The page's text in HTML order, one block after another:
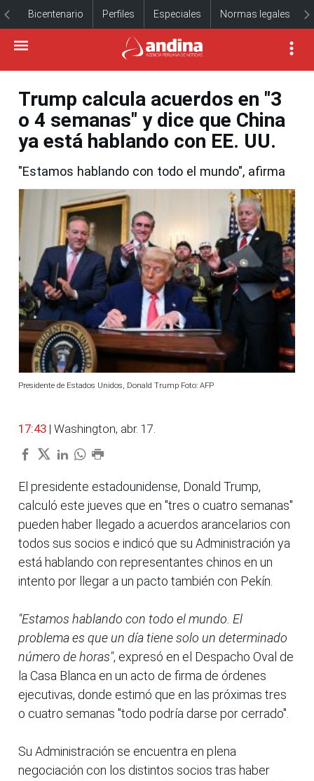
Bicentenario Perfiles Especiales Normas legales
Trump calcula acuerdos en "3
o 4 semanas" y dice que China
ya está hablando con EE. UU.
"Estamos hablando con todo el mundo", afirma
Presidente de Estados Unidos, Donald Trump Foto: AFP
17:43 | Washington, abr. 17.
El presidente estadounidense, Donald Trump,
calculó este jueves que en "tres o cuatro semanas"
pueden haber llegado a acuerdos arancelarios con
todos sus socios e indicó que su Administración ya
está hablando con representantes chinos en un
intento por llegar a un pacto también con Pekín.
"Estamos hablando con todo el mundo. El
problema es que un día tiene solo un determinado
número de horas", expresó en el Despacho Oval de
la Casa Blanca en un acto de firma de órdenes
ejecutivas, donde estimó que en las próximas tres
o cuatro semanas "todo podría darse por cerrado".
Su Administración se encuentra en plena
negociación con los distintos socios tras haber